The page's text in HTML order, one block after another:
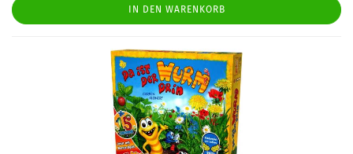
IN DEN WARENKORB